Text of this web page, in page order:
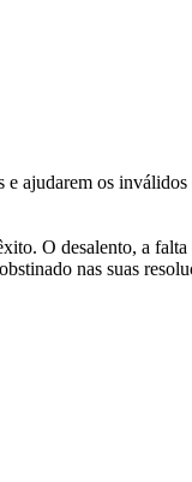
ajudarem os
O desalento, a
nas suas